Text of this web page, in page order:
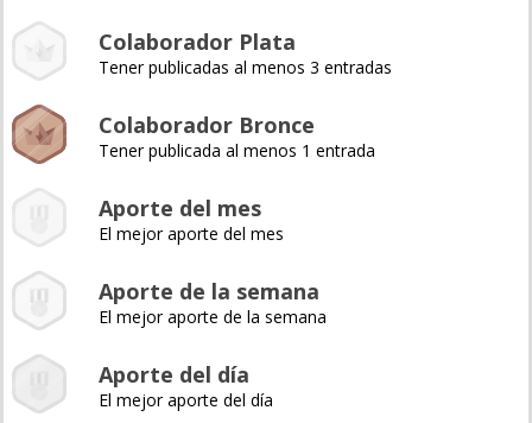
Colaborador Plata
Tener publicadas al menos 3 entradas
Colaborador Bronce
Tener publicada al menos 1 entrada
Aporte del mes
El mejor aporte del mes
Aporte de la semana
El mejor aporte de la semana
Aporte del día
El mejor aporte del día